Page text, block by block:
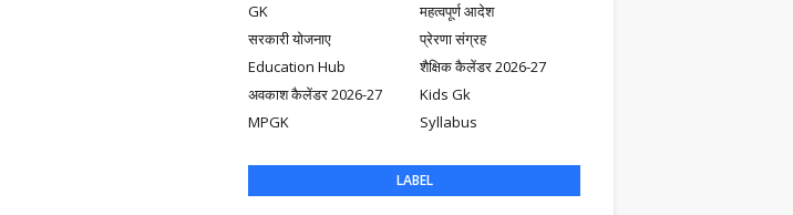
GK
महत्वपूर्ण आदेश
सरकारी योजनाए
प्रेरणा संग्रह
Education Hub
शैक्षिक कैलेंडर 2026-27
अवकाश कैलेंडर 2026-27
Kids Gk
MPGK
Syllabus
LABEL